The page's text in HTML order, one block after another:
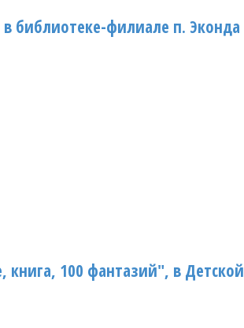
библиотеке-филиале п. Эконда
100 фантазий", в Детской